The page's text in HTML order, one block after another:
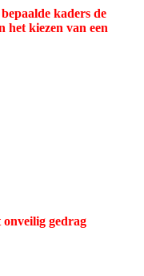
kaders de
het kiezen van een
onveilig gedrag